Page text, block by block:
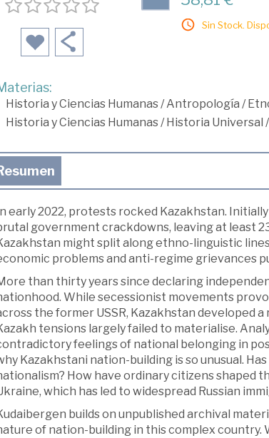
Sin Stock.
Historia y Ciencias Humanas/Antropología /
Historia y Ciencias Humanas/Historia Universal /
early 2022, protests rocked Kazakhstan.
government crackdowns, leaving at least
might split along ethno-linguistic
problems and anti-regime grievances
than thirty years since declaring
While secessionist movements
the former USSR, Kazakhstan developed
tensions largely failed to materialise.
feelings of national belonging in
Kazakhstani nation-building is so unusual.
How have ordinary citizens shaped
which has led to widespread Russian
builds on unpublished archival
of nation-building in this complex